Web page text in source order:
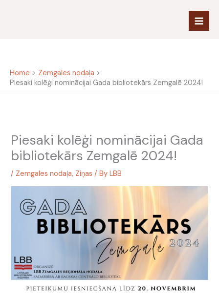
Home
Zemgales nodaļa
Piesaki kolēģi nominācijai Gada bibliotekārs Zemgalē 2024!
Piesaki kolēģi nominācijai Gada
bibliotekārs Zemgalē 2024!
/ Zemgales nodaļa, Ziņas / ByLBB